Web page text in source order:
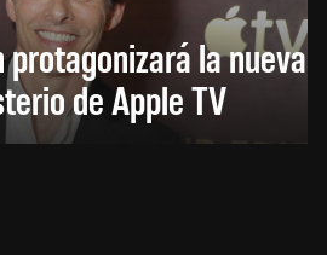
protagonizará la nueva
de Apple TV